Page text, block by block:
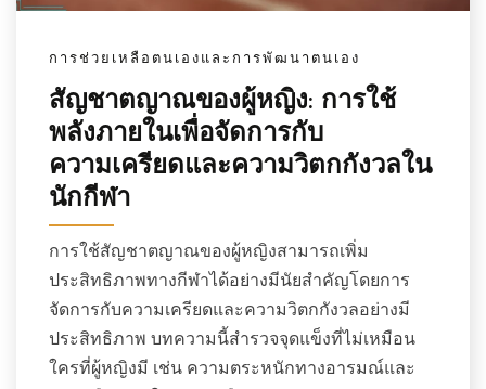
การช่วยเหลือตนเองและการพัฒนาตนเอง
สัญชาตญาณของผู้หญิง: การใช้
พลังภายในเพื่อจัดการกับ
ความเครียดและความวิตกกังวลใน
นักกีฬา
การใช้สัญชาตญาณของผู้หญิงสามารถเพิ่ม
ประสิทธิภาพทางกีฬาได้อย่างมีนัยสำคัญโดยการ
จัดการกับความเครียดและความวิตกกังวลอย่างมี
ประสิทธิภาพ บทความนี้สำรวจจุดแข็งที่ไม่เหมือน
ใครที่ผู้หญิงมี เช่น ความตระหนักทางอารมณ์และ